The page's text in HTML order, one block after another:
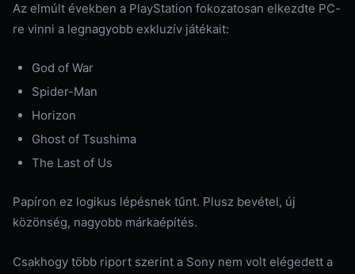
Az elmúlt években a PlayStation fokozatosan elkezdte PC-
re vinni a legnagyobb exkluzív játékait:
God of War
Spider-Man
Horizon
Ghost of Tsushima
The Last of Us
Papíron ez logikus lépésnek tűnt. Plusz bevétel, új
közönség, nagyobb márkaépítés.
Csakhogy több riport szerint a Sony nem volt elégedett a